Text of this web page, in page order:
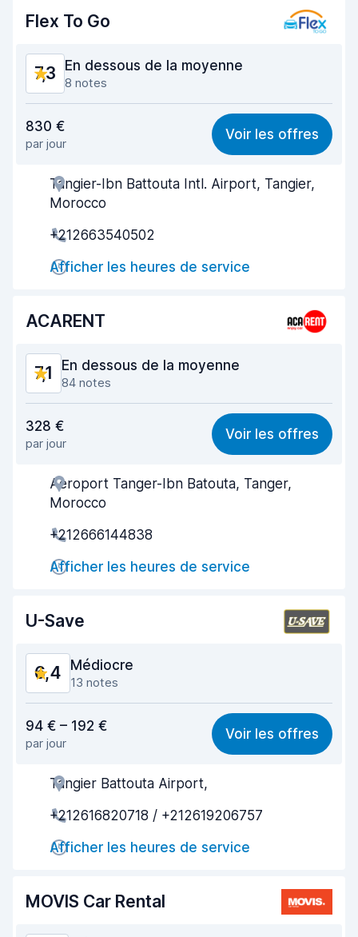
Flex To Go
7,3 En dessous de la moyenne
8 notes
7,4
Recherche facile 7,5
Agent serviable 6,9
État du véhicule 7,6
830 €
par jour
Voir les offres
Tangier-Ibn Battouta Intl. Airport, Tangier,
Morocco
+212663540502
Afficher les heures de service
ACARENT
7,1 En dessous de la moyenne
84 notes
7,4
Recherche facile 7,1
Agent serviable
État du véhicule 6,7
328 €
par jour
Voir les offres
Aeroport Tanger-Ibn Batouta, Tanger,
Morocco
+212666144838
Afficher les heures de service
U-Save
6,4 Médiocre
13 notes
5,9
Recherche facile 5,4
Agent serviable
Prise en charge rapide
Restitution rapide
6,4
94 € – 192 €
par jour
Voir les offres
Tangier Battouta Airport,
+212616820718 / +212619206757
Afficher les heures de service
MOVIS Car Rental